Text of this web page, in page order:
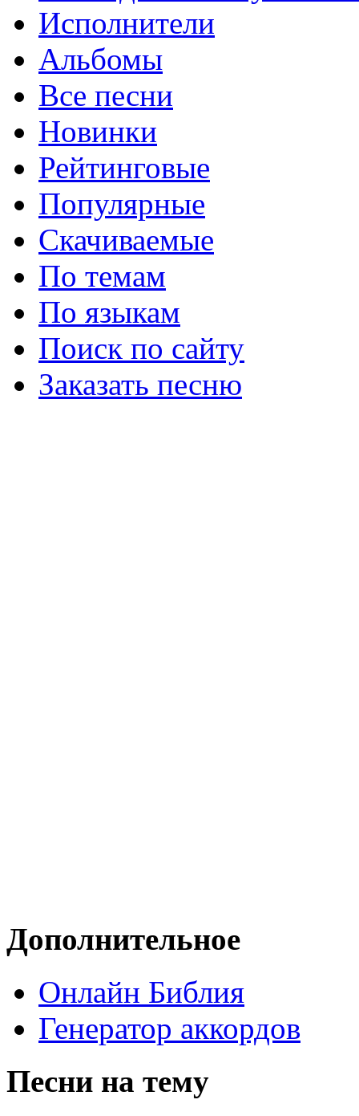
Исполнители
Альбомы
Все песни
Новинки
Рейтинговые
Популярные
Скачиваемые
По темам
По языкам
Поиск по сайту
Заказать песню
Дополнительное
Онлайн Библия
Генератор аккордов
Песни на тему